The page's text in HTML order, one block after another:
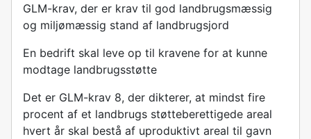
GLM-krav, der er krav til god landbrugsmæssig
og miljømæssig stand af landbrugsjord
En bedrift skal leve op til kravene for at kunne
modtage landbrugsstøtte
Det er GLM-krav 8, der dikterer, at mindst fire
procent af et landbrugs støtteberettigede areal
hvert år skal bestå af uproduktivt areal til gavn